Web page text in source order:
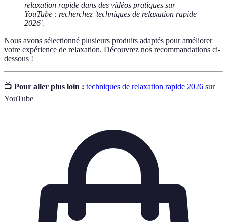
relaxation rapide dans des vidéos pratiques sur
YouTube : recherchez 'techniques de relaxation rapide
2026'.
Nous avons sélectionné plusieurs produits adaptés pour améliorer
votre expérience de relaxation. Découvrez nos recommandations ci-
dessous !
📺 Pour aller plus loin : techniques de relaxation rapide 2026 sur
YouTube